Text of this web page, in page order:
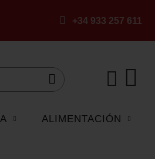
+34 933 257 611
ALIMENTACIÓN